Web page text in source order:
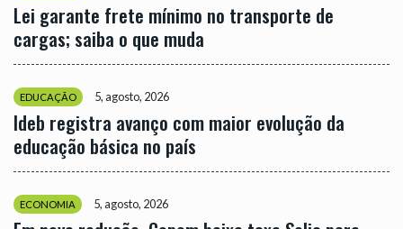
Lei garante frete mínimo no transporte de
cargas; saiba o que muda
EDUCAÇÃO 5, agosto, 2026
Ideb registra avanço com maior evolução da
educação básica no país
ECONOMIA 5, agosto, 2026